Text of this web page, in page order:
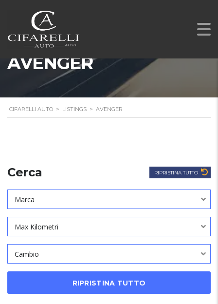
AVENGER
CIFARELLI AUTO > LISTINGS > AVENGER
Cerca RIPRISTINA TUTTO
Marca
Max Kilometri
Cambio
RIPRISTINA TUTTO